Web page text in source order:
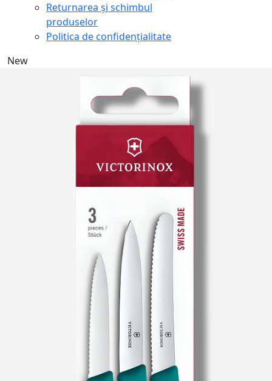
Returnarea și schimbul
produselor
Politica de confidențialitate
New